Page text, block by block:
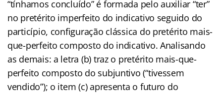
“tínhamos concluído” é formada pelo auxiliar “ter”
no pretérito imperfeito do indicativo seguido do
particípio, configuração clássica do pretérito mais-
que-perfeito composto do indicativo. Analisando
as demais: a letra (b) traz o pretérito mais-que-
perfeito composto do subjuntivo (“tivessem
vendido”); o item (c) apresenta o futuro do